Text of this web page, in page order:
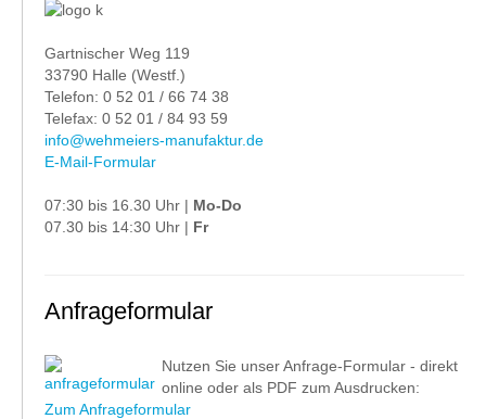
Gartnischer Weg 119
33790 Halle (Westf.)
Telefon: 0 52 01 / 66 74 38
Telefax: 0 52 01 / 84 93 59
info@wehmeiers-manufaktur.de
E-Mail-Formular
07:30 bis 16.30 Uhr | Mo-Do
07.30 bis 14:30 Uhr | Fr
Anfrageformular
Nutzen Sie unser Anfrage-Formular - direkt
online oder als PDF zum Ausdrucken:
Zum Anfrageformular